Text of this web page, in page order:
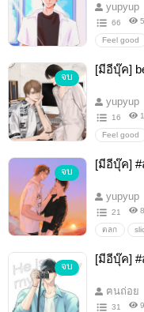
yupyup
66
Feel good
จบ
[มีอีบุ๊ค]
yupyup
16
Feel good
จบ
[มีอีบุ๊ค] #
yupyup
21
ตลก
yupyup
จบ
[มีอีบุ๊ค] #
ฅนถ่อย
31